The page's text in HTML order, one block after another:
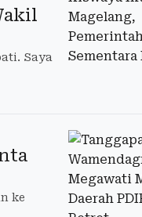
Saya
ke